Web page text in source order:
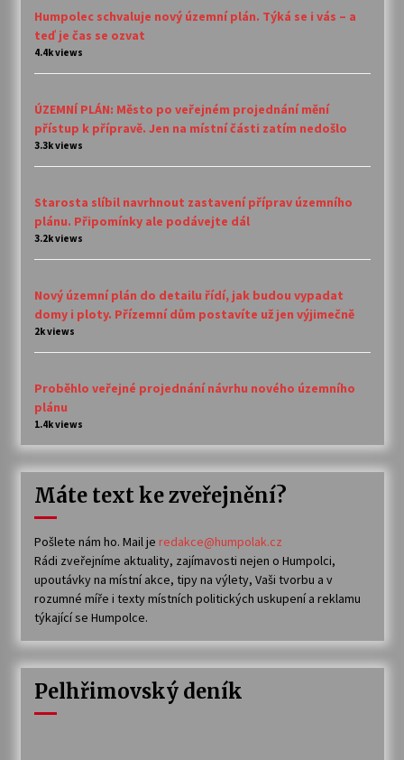
Humpolec schvaluje nový územní plán. Týká se i vás – a
teď je čas se ozvat
4.4k views
ÚZEMNÍ PLÁN: Město po veřejném projednání mění
přístup k přípravě. Jen na místní části zatím nedošlo
3.3k views
Starosta slíbil navrhnout zastavení příprav územního
plánu. Připomínky ale podávejte dál
3.2k views
Nový územní plán do detailu řídí, jak budou vypadat
domy i ploty. Přízemní dům postavíte už jen výjimečně
2k views
Proběhlo veřejné projednání návrhu nového územního
plánu
1.4k views
Máte text ke zveřejnění?
Pošlete nám ho. Mail je redakce@humpolak.cz
Rádi zveřejníme aktuality, zajímavosti nejen o Humpolci,
upoutávky na místní akce, tipy na výlety, Vaši tvorbu a v
rozumné míře i texty místních politických uskupení a reklamu
týkající se Humpolce.
Pelhřimovský deník